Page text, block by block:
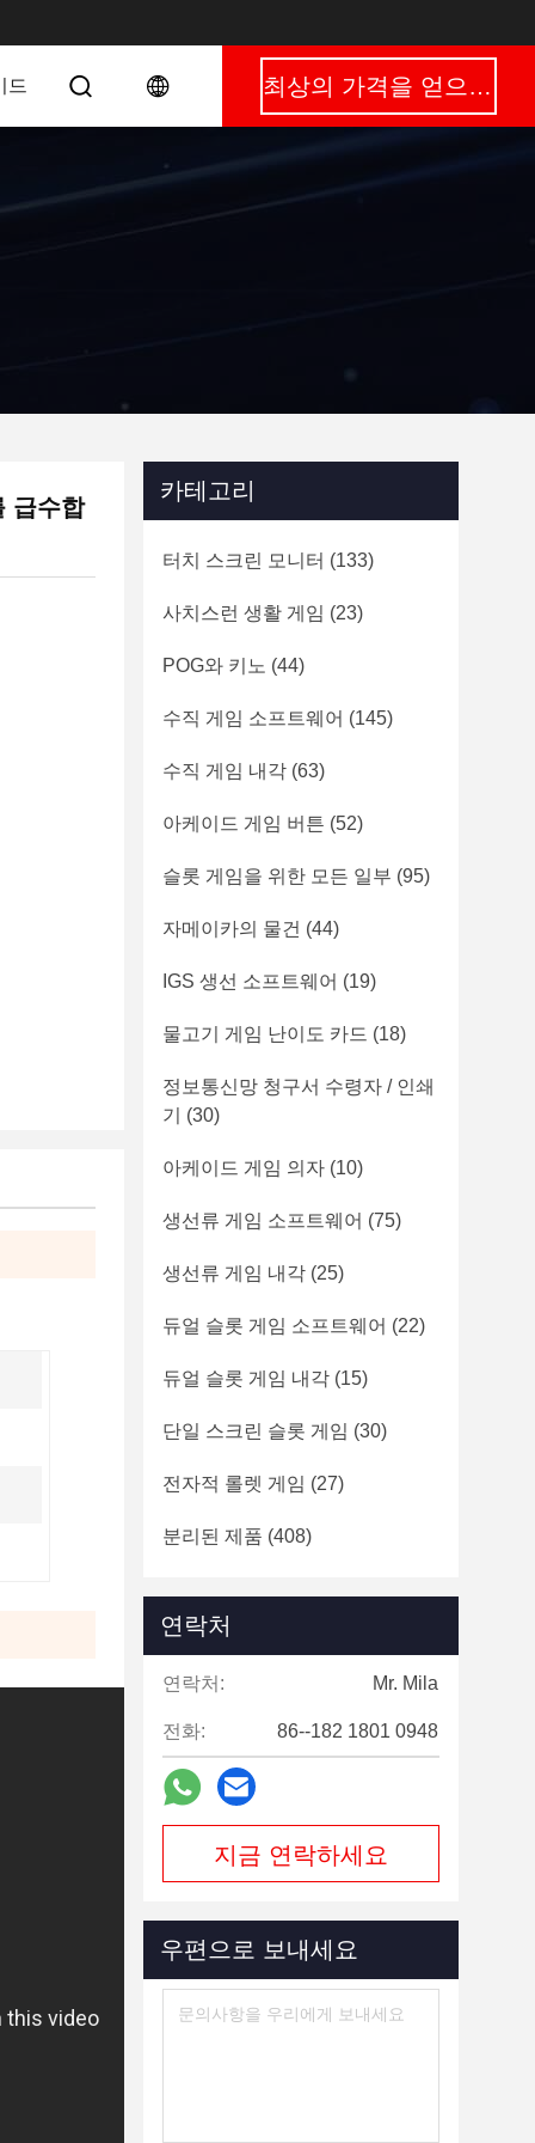
드 최상의 가격을 얻으세요
급수합
카테고리
터치 스크린 모니터 (133)
사치스런 생활 게임 (23)
POG와 키노 (44)
수직 게임 소프트웨어 (145)
수직 게임 내각 (63)
아케이드 게임 버튼 (52)
슬롯 게임을 위한 모든 일부 (95)
자메이카의 물건 (44)
IGS 생선 소프트웨어 (19)
물고기 게임 난이도 카드 (18)
정보통신망 청구서 수령자 / 인쇄
기
(30)
아케이드 게임 의자 (10)
생선류 게임 소프트웨어 (75)
생선류 게임 내각 (25)
듀얼 슬롯 게임 소프트웨어 (22)
듀얼 슬롯 게임 내각 (15)
단일 스크린 슬롯 게임 (30)
전자적 롤렛 게임 (27)
분리된 제품 (408)
연락처
연락처: Mr. Mila
전화: 86--182 1801 0948
지금 연락하세요
우편으로 보내세요